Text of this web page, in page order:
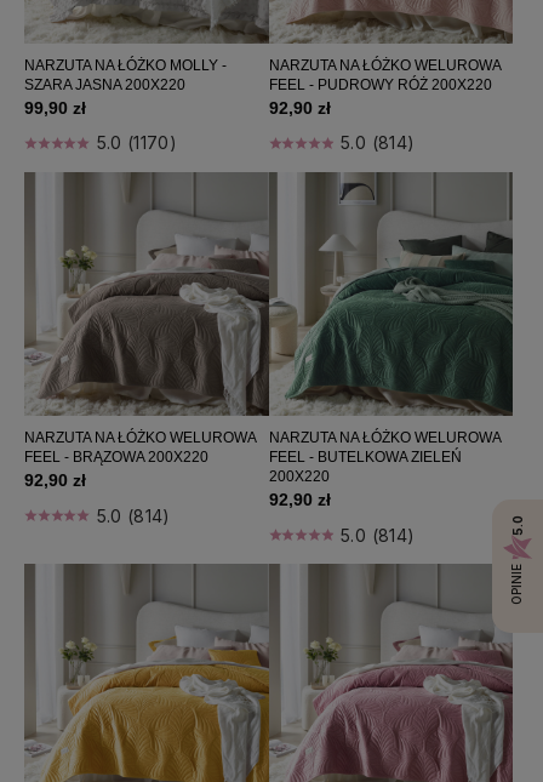
NARZUTA NA ŁÓŻKO MOLLY -
SZARA JASNA 200X220
99,90 zł
5.0 (1170)
NARZUTA NA ŁÓŻKO WELUROWA
FEEL - PUDROWY RÓŻ 200X220
92,90 zł
5.0 (814)
NARZUTA NA ŁÓŻKO WELUROWA
FEEL - BRĄZOWA 200X220
92,90 zł
5.0 (814)
NARZUTA NA ŁÓŻKO WELUROWA
FEEL - BUTELKOWA ZIELEŃ
200X220
92,90 zł
5.0 (814)
OPINIE
5.0